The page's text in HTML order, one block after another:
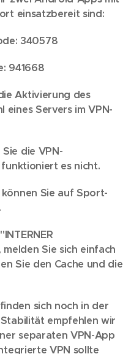
einsatzbereit sind:
340578
941668
Aktivierung des
eines Servers im VPN-
die VPN-
es nicht.
können Sie auf Sport-
melden Sie sich einfach
Sie den Cache und die
sich noch in der
empfehlen wir
separaten VPN-App
VPN sollte